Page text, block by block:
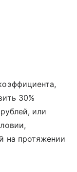
30%
или
на протяжении